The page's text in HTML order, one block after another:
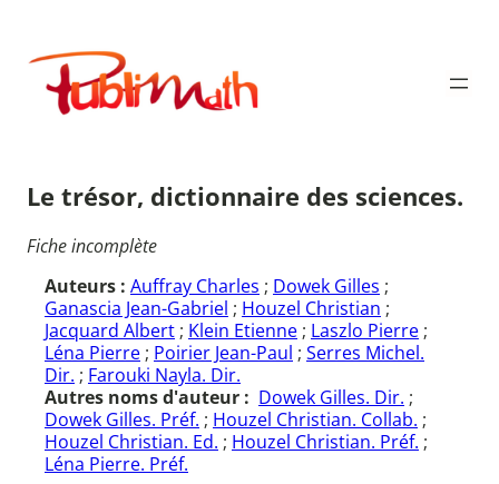
contenu
Publimath
Le trésor, dictionnaire des sciences.
Fiche incomplète
Auteurs : Auffray Charles ; Dowek Gilles ;
Ganascia Jean-Gabriel ; Houzel Christian ;
Jacquard Albert ; Klein Etienne ; Laszlo Pierre ;
Léna Pierre ; Poirier Jean-Paul ; Serres Michel.
Dir. ; Farouki Nayla. Dir.
Autres noms d'auteur : Dowek Gilles. Dir. ;
Dowek Gilles. Préf. ; Houzel Christian. Collab. ;
Houzel Christian. Ed. ; Houzel Christian. Préf. ;
Léna Pierre. Préf.